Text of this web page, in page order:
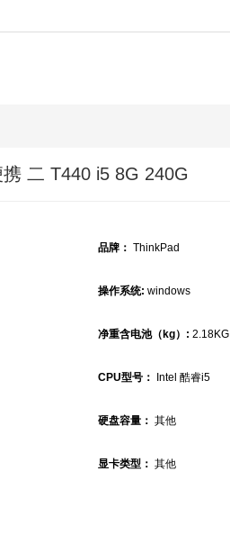
二 T440 i5 8G 240G
品牌： ThinkPad
操作系统: windows
净重含电池（kg）: 2.18KG
CPU型号： Intel 酷睿i5
硬盘容量： 其他
显卡类型： 其他